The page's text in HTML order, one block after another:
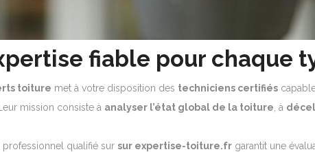
fiable pour chaque
toiture met à votre disposition des techniciens certifiés
mission consiste à analyser l’état global de la toiture , à
professionnel qualifié sur sur expertise-toiture.fr garantit une